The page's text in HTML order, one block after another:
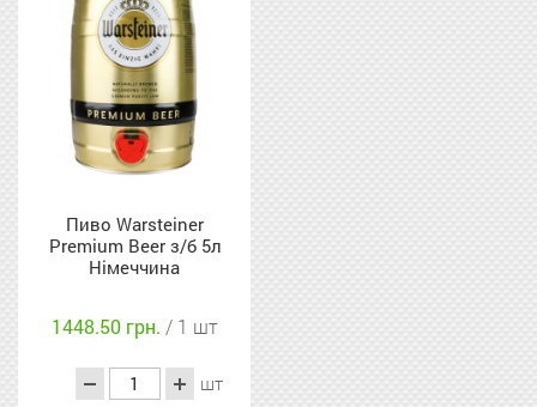
Пиво Warsteiner
Premium Beer з/б 5л
Німеччина
1448.50 грн. / 1 шт
шт